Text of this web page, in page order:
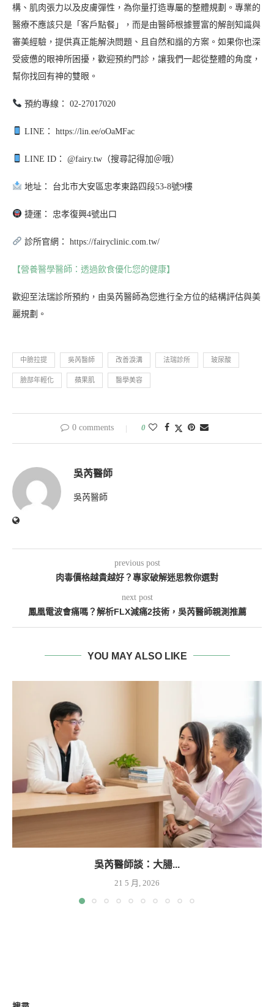
構、肌肉張力以及皮膚彈性，為你量打造專屬的整體規劃。專業的
醫療不應該只是「客戶點餐」，而是由醫師根據豐富的解剖知識與
審美經驗，提供真正能解決問題、且自然和諧的方案。如果你也深
受疲憊的眼神所困擾，歡迎預約門診，讓我們一起從整體的角度，
幫你找回有神的雙眼。
預約專線： 02-27017020
LINE： https://lin.ee/oOaMFac
LINE ID： @fairy.tw（搜尋記得加＠哦）
地址： 台北市大安區忠孝東路四段53-8號9樓
捷運： 忠孝復興4號出口
診所官網： https://fairyclinic.com.tw/
【營養醫學醫師：透過飲食優化您的健康】
歡迎至法瑞診所預約，由吳芮醫師為您進行全方位的結構評估與美
麗規劃。
中臉拉提 吳芮醫師 改善淚溝 法瑞診所 玻尿酸
臉部年輕化 蘋果肌 醫學美容
0 comments 0
吳芮醫師
吳芮醫師
previous post
肉毒價格越貴越好？專家破解迷思教你選對
next post
鳳凰電波會痛嗎？解析FLX減痛2技術，吳芮醫師親測推薦
YOU MAY ALSO LIKE
吳芮醫師談：大腸...
21 5 月, 2026